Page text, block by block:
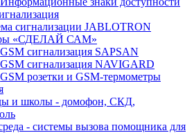
сигнализации JABLOTRON
«СДЕЛАЙ САМ»
GSM сигнализация SAPSAN
GSM сигнализация NAVIGARD
GSM розетки и GSM-термометры
и школы - домофон, СКД,
- системы вызова помощника для